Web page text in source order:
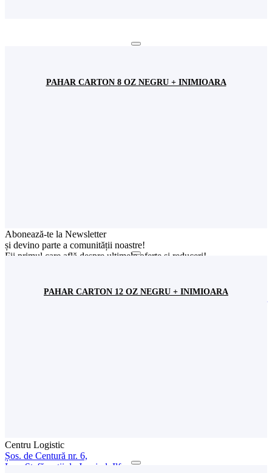
PAHAR CARTON 8 OZ NEGRU + INIMIOARA
PAHAR CARTON 12 OZ NEGRU + INIMIOARA
Autentificare
Abonează-te la Newsletter
și devino parte a comunității noastre!
Fii primul care află despre ultimele oferte și reduceri!
confidențialitate
Centru Logistic
Șos. de Centură nr. 6,
Loc. Ștefăneștii de Jos, jud. Ilfov,